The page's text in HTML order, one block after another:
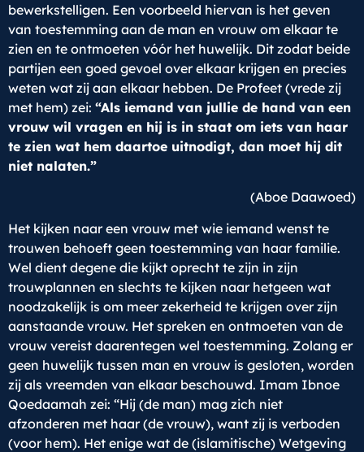
bewerkstelligen. Een voorbeeld hiervan is het geven
van toestemming aan de man en vrouw om elkaar te
zien en te ontmoeten vóór het huwelijk. Dit zodat beide
partijen een goed gevoel over elkaar krijgen en precies
weten wat zij aan elkaar hebben. De Profeet (vrede zij
met hem) zei: “Als iemand van jullie de hand van een
vrouw wil vragen en hij is in staat om iets van haar
te zien wat hem daartoe uitnodigt, dan moet hij dit
niet nalaten.”
(Aboe Daawoed)
Het kijken naar een vrouw met wie iemand wenst te
trouwen behoeft geen toestemming van haar familie.
Wel dient degene die kijkt oprecht te zijn in zijn
trouwplannen en slechts te kijken naar hetgeen wat
noodzakelijk is om meer zekerheid te krijgen over zijn
aanstaande vrouw. Het spreken en ontmoeten van de
vrouw vereist daarentegen wel toestemming. Zolang er
geen huwelijk tussen man en vrouw is gesloten, worden
zij als vreemden van elkaar beschouwd. Imam Ibnoe
Qoedaamah zei: “Hij (de man) mag zich niet
afzonderen met haar (de vrouw), want zij is verboden
(voor hem). Het enige wat de (islamitische) Wetgeving